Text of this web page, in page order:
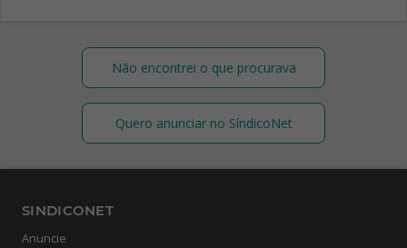
Não encontrei o que procurava
Quero anunciar no SíndicoNet
SINDICONET
Anuncie